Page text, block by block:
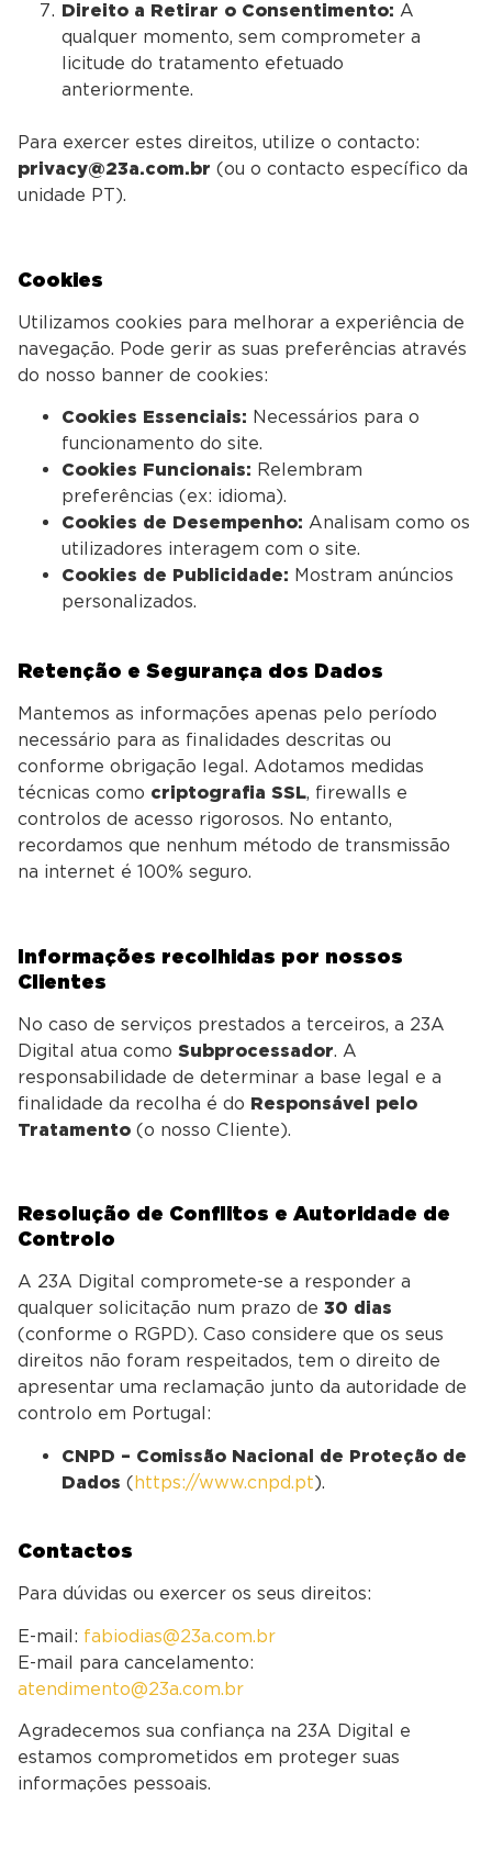
Direito a Retirar o Consentimento: A
qualquer momento, sem comprometer a
licitude do tratamento efetuado
anteriormente.
Para exercer estes direitos, utilize o contacto:
privacy@23a.com.br (ou o contacto específico da
unidade PT).
Cookies
Utilizamos cookies para melhorar a experiência de
navegação. Pode gerir as suas preferências através
do nosso banner de cookies:
Cookies Essenciais: Necessários para o
funcionamento do site.
Cookies Funcionais: Relembram
preferências (ex: idioma).
Cookies de Desempenho: Analisam como os
utilizadores interagem com o site.
Cookies de Publicidade: Mostram anúncios
personalizados.
Retenção e Segurança dos Dados
Mantemos as informações apenas pelo período
necessário para as finalidades descritas ou
conforme obrigação legal. Adotamos medidas
técnicas como criptografia SSL, firewalls e
controlos de acesso rigorosos. No entanto,
recordamos que nenhum método de transmissão
na internet é 100% seguro.
Informações recolhidas por nossos
Clientes
No caso de serviços prestados a terceiros, a 23A
Digital atua como Subprocessador. A
responsabilidade de determinar a base legal e a
finalidade da recolha é do Responsável pelo
Tratamento (o nosso Cliente).
Resolução de Conflitos e Autoridade de
Controlo
A 23A Digital compromete-se a responder a
qualquer solicitação num prazo de 30 dias
(conforme o RGPD). Caso considere que os seus
direitos não foram respeitados, tem o direito de
apresentar uma reclamação junto da autoridade de
controlo em Portugal:
CNPD – Comissão Nacional de Proteção de
Dados (https://www.cnpd.pt).
Contactos
Para dúvidas ou exercer os seus direitos:
E-mail: fabiodias@23a.com.br
E-mail para cancelamento:
atendimento@23a.com.br
Agradecemos sua confiança na 23A Digital e
estamos comprometidos em proteger suas
informações pessoais.